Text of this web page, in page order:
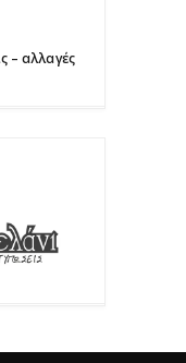
– αλλαγές